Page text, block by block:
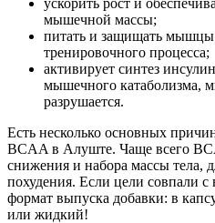
мышечной массы;
питать и защищать мышцы
тренировочного процесса;
активирует синтез
мышечного катаболизма,
разрушается.
Есть несколько основных
BCAA в Алуште. Чаще всего
снижения и набора массы тела,
похудения. Если цели совпали
формат выпуска добавки: в
или жидкий!